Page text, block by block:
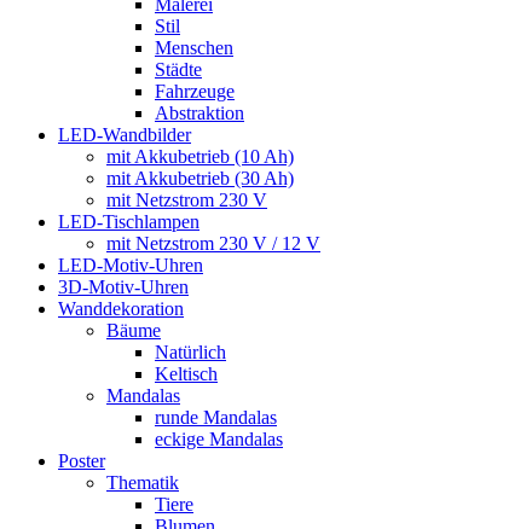
Malerei
Stil
Menschen
Städte
Fahrzeuge
Abstraktion
LED-Wandbilder
mit Akkubetrieb (10 Ah)
mit Akkubetrieb (30 Ah)
mit Netzstrom 230 V
LED-Tischlampen
mit Netzstrom 230 V / 12 V
LED-Motiv-Uhren
3D-Motiv-Uhren
Wanddekoration
Bäume
Natürlich
Keltisch
Mandalas
runde Mandalas
eckige Mandalas
Poster
Thematik
Tiere